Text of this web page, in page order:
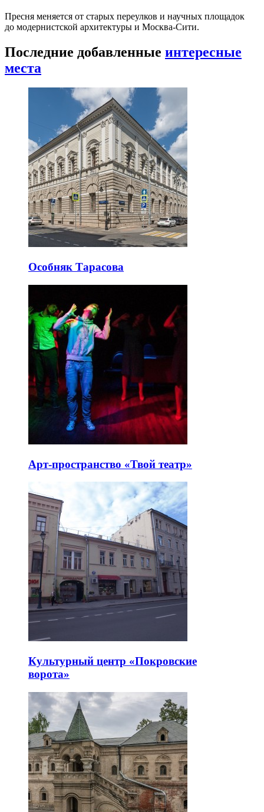
Пресня меняется от старых переулков и научных площадок
до модернистской архитектуры и Москва-Сити.
Последние добавленные интересные
места
Особняк Тарасова
Арт-пространство «Твой театр»
Культурный центр «Покровские
ворота»